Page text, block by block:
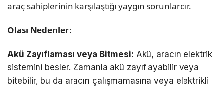
araç sahiplerinin karşılaştığı yaygın sorunlardır.
Olası Nedenler:
Akü Zayıflaması veya Bitmesi: Akü, aracın elektrik
sistemini besler. Zamanla akü zayıflayabilir veya
bitebilir, bu da aracın çalışmamasına veya elektrikli